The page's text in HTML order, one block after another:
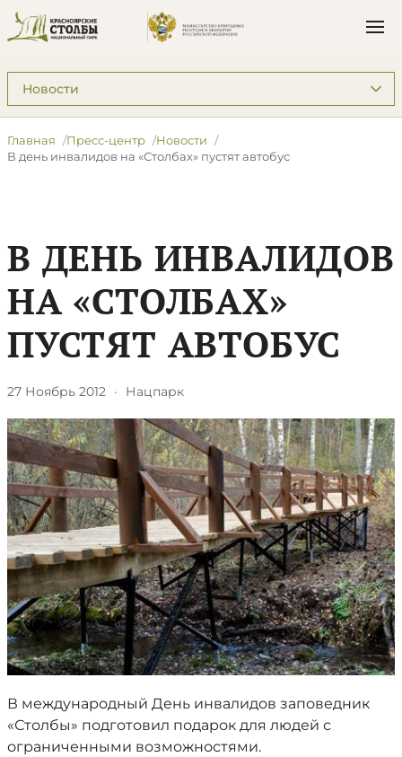
Подразделы: Пресс-центр
Главная Пресс-центр
Новости
В день инвалидов на «Столбах» пустят автобус
В ДЕНЬ ИНВАЛИДОВ
НА «СТОЛБАХ»
ПУСТЯТ АВТОБУС
27 Ноябрь 2012 · Нацпарк
В международный День инвалидов заповедник
«Столбы» подготовил подарок для людей с
ограниченными возможностями.